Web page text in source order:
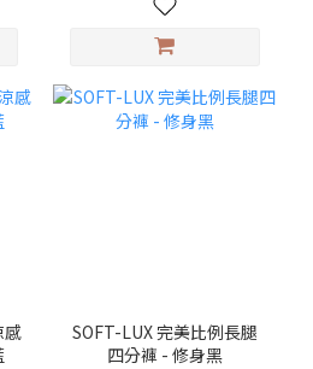
SOFT-LUX 完美比例長腿
四分褲 - 修身黑